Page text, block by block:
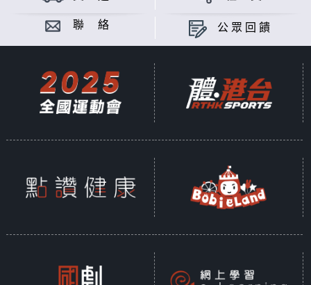
聯 絡 公眾回饋